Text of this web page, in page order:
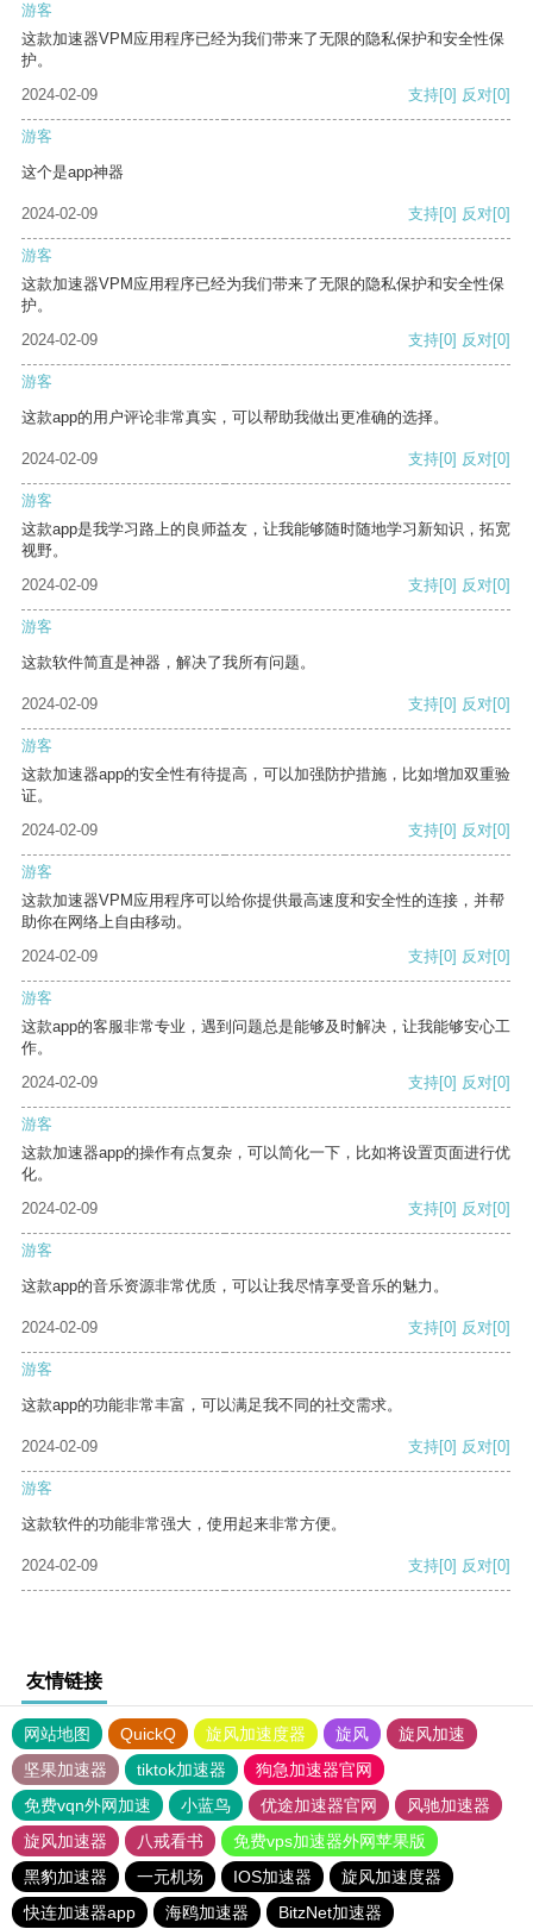
游客
这款加速器VPM应用程序已经为我们带来了无限的隐私保护和安全性保
护。
2024-02-09
支持[0] 反对[0]
游客
这个是app神器
2024-02-09 支持[0] 反对[0]
游客
这款加速器VPM应用程序已经为我们带来了无限的隐私保护和安全性保
护。
2024-02-09
支持[0] 反对[0]
游客
这款app的用户评论非常真实，可以帮助我做出更准确的选择。
2024-02-09 支持[0] 反对[0]
游客
这款app是我学习路上的良师益友，让我能够随时随地学习新知识，拓宽
视野。
2024-02-09
支持[0] 反对[0]
游客
这款软件简直是神器，解决了我所有问题。
2024-02-09 支持[0] 反对[0]
游客
这款加速器app的安全性有待提高，可以加强防护措施，比如增加双重验
证。
2024-02-09
支持[0] 反对[0]
游客
这款加速器VPM应用程序可以给你提供最高速度和安全性的连接，并帮
助你在网络上自由移动。
2024-02-09
支持[0] 反对[0]
游客
这款app的客服非常专业，遇到问题总是能够及时解决，让我能够安心工
作。
2024-02-09
支持[0] 反对[0]
游客
这款加速器app的操作有点复杂，可以简化一下，比如将设置页面进行优
化。
2024-02-09
支持[0] 反对[0]
游客
这款app的音乐资源非常优质，可以让我尽情享受音乐的魅力。
2024-02-09 支持[0] 反对[0]
游客
这款app的功能非常丰富，可以满足我不同的社交需求。
2024-02-09 支持[0] 反对[0]
游客
这款软件的功能非常强大，使用起来非常方便。
2024-02-09 支持[0] 反对[0]
友情链接
网站地图 QuickQ 旋风加速度器 旋风
旋风加速
坚果加速器
tiktok加速器
狗急加速器官网
免费vqn外网加速
小蓝鸟 优途加速器官网
风驰加速器
旋风加速器
八戒看书
免费vps加速器外网苹果版
黑豹加速器
一元机场 IOS加速器
旋风加速度器
快连加速器app
海鸥加速器 BitzNet加速器